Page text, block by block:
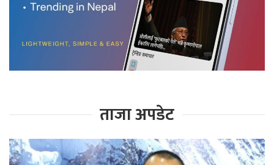
ताजा अपडेट